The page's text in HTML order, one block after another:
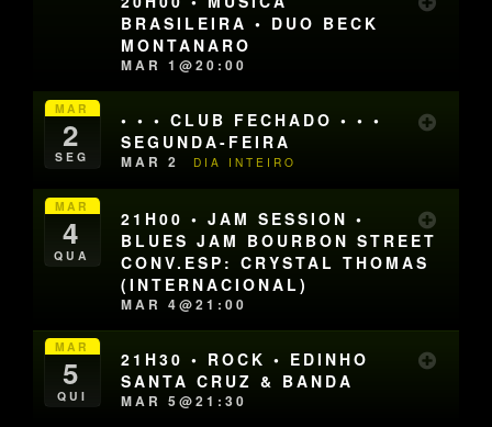
BRASILEIRA • DUO BECK
MONTANARO
MAR 1@20:00
MAR
2
SEG
• • • CLUB FECHADO • • •
SEGUNDA-FEIRA
MAR 2 DIA INTEIRO
MAR
4
QUA
21H00 • JAM SESSION •
BLUES JAM BOURBON STREET
CONV.ESP: CRYSTAL THOMAS
(INTERNACIONAL)
MAR 4@21:00
MAR
5
QUI
21H30 • ROCK • EDINHO
SANTA CRUZ & BANDA
MAR 5@21:30